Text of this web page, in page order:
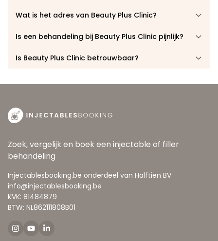
Wat is het adres van Beauty Plus Clinic?
Is een behandeling bij Beauty Plus Clinic pijnlijk?
Is Beauty Plus Clinic betrouwbaar?
Zoek, vergelijk en boek een injectable of filler
behandeling
Injectablesbooking.be onderdeel van Halftien BV
info@injectablesbooking.be
KVK: 81484879
BTW: NL862111808B01